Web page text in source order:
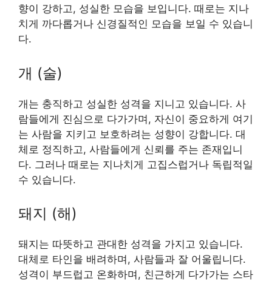
향이 강하고, 성실한 모습을 보입니다. 때로는 지나
치게 까다롭거나 신경질적인 모습을 보일 수 있습니
다.
개 (술)
개는 충직하고 성실한 성격을 지니고 있습니다. 사
람들에게 진심으로 다가가며, 자신이 중요하게 여기
는 사람을 지키고 보호하려는 성향이 강합니다. 대
체로 정직하고, 사람들에게 신뢰를 주는 존재입니
다. 그러나 때로는 지나치게 고집스럽거나 독립적일
수 있습니다.
돼지 (해)
돼지는 따뜻하고 관대한 성격을 가지고 있습니다.
대체로 타인을 배려하며, 사람들과 잘 어울립니다.
성격이 부드럽고 온화하며, 친근하게 다가가는 스타